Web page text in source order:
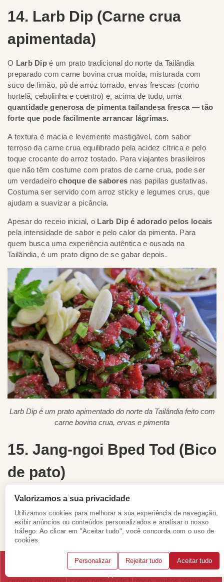
14. Larb Dip (Carne crua
apimentada)
O Larb Dip é um prato tradicional do norte da Tailândia
preparado com carne bovina crua moída, misturada com
suco de limão, pó de arroz torrado, ervas frescas (como
hortelã, cebolinha e coentro) e, acima de tudo, uma
quantidade generosa de pimenta tailandesa fresca — tão
forte que pode facilmente arrancar lágrimas.
A textura é macia e levemente mastigável, com sabor
terroso da carne crua equilibrado pela acidez cítrica e pelo
toque crocante do arroz tostado. Para viajantes brasileiros
que não têm costume com pratos de carne crua, pode ser
um verdadeirochoque de sabores nas papilas gustativas.
Costuma ser servido com arroz sticky e legumes crus, que
ajudam a suavizar a picância.
Apesar do receio inicial, o Larb Dip é adorado pelos locais
pela intensidade de sabor e pelo calor da pimenta. Para
quem busca uma experiência autêntica e ousada na
Tailândia, é um prato digno de se gabar depois.
Larb Dip é um prato apimentado do norte da Tailândia feito com
carne bovina crua, ervas e pimenta
15. Jang-ngoi Bped Tod (Bico
de pato)
Essa iguaria inusitada de rua consiste em bicos de pato
servidos bem crocantes em barracas de mercados locais e
pontos de encontro descontraídos.
picante e salgado, com cartilagem mastigável no meio.
Enquanto os tailandeses costumam acompanhar com
Valorizamos a sua privacidade
Utilizamos cookies para melhorar a sua experiência de navegação,
exibir anúncios ou conteúdos personalizados e analisar o nosso
tráfego. Ao clicar em "Aceitar tudo", você concorda com o uso de
cookies.
Personalizar Rejeitar tudo Aceitar tudo